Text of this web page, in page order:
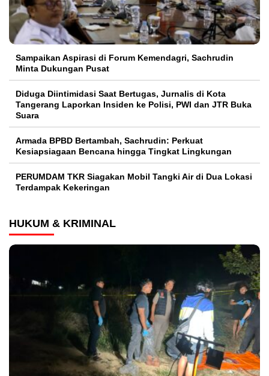
Sampaikan Aspirasi di Forum Kemendagri, Sachrudin
Minta Dukungan Pusat
Diduga Diintimidasi Saat Bertugas, Jurnalis di Kota
Tangerang Laporkan Insiden ke Polisi, PWI dan JTR Buka
Suara
Armada BPBD Bertambah, Sachrudin: Perkuat
Kesiapsiagaan Bencana hingga Tingkat Lingkungan
PERUMDAM TKR Siagakan Mobil Tangki Air di Dua Lokasi
Terdampak Kekeringan
HUKUM & KRIMINAL